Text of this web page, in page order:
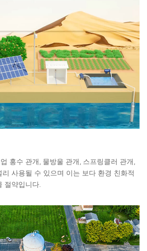
홍수 관개, 물방울 관개, 스프링클러 관개,
사용될 수 있으며 이는 보다 환경 친화적
절약입니다.